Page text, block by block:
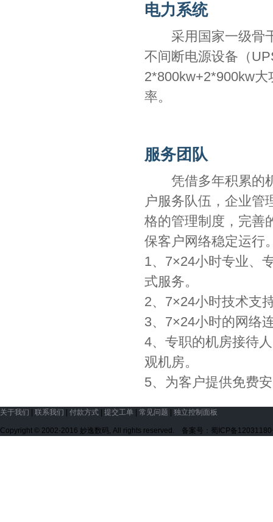
电力系统
采用国家一级骨干
不间断电源设备（
2*800kw+2*900kw
率。
服务团队
凭借多年积累的机
户服务队伍，企业管
格的管理制度，完善
保客户网络稳定运行
1、7×24小时专业、
式服务。
2、7×24小时技术支
3、7×24小时的网络
4、专职的机房接待
观机房。
5、为客户提供免费
关于我们 联系我们 付款方式 提交工单 常见问题 独立控制面板
Copyright © 2002-2016 妙逸数码, All rights reserved. 备案号：蜀ICP备12031180